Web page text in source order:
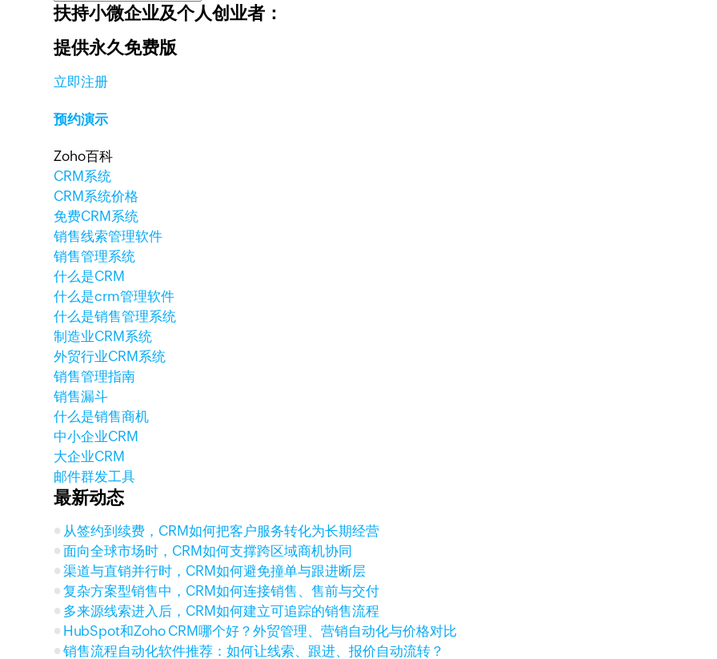
扶持小微企业及个人创业者：
提供永久免费版
立即注册
预约演示
Zoho百科
CRM系统
CRM系统价格
免费CRM系统
销售线索管理软件
销售管理系统
什么是CRM
什么是crm管理软件
什么是销售管理系统
制造业CRM系统
外贸行业CRM系统
销售管理指南
销售漏斗
什么是销售商机
中小企业CRM
大企业CRM
邮件群发工具
最新动态
从签约到续费，CRM如何把客户服务转化为长期经营
面向全球市场时，CRM如何支撑跨区域商机协同
渠道与直销并行时，CRM如何避免撞单与跟进断层
复杂方案型销售中，CRM如何连接销售、售前与交付
多来源线索进入后，CRM如何建立可追踪的销售流程
HubSpot和Zoho CRM哪个好？外贸管理、营销自动化与价格对比
销售流程自动化软件推荐：如何让线索、跟进、报价自动流转？